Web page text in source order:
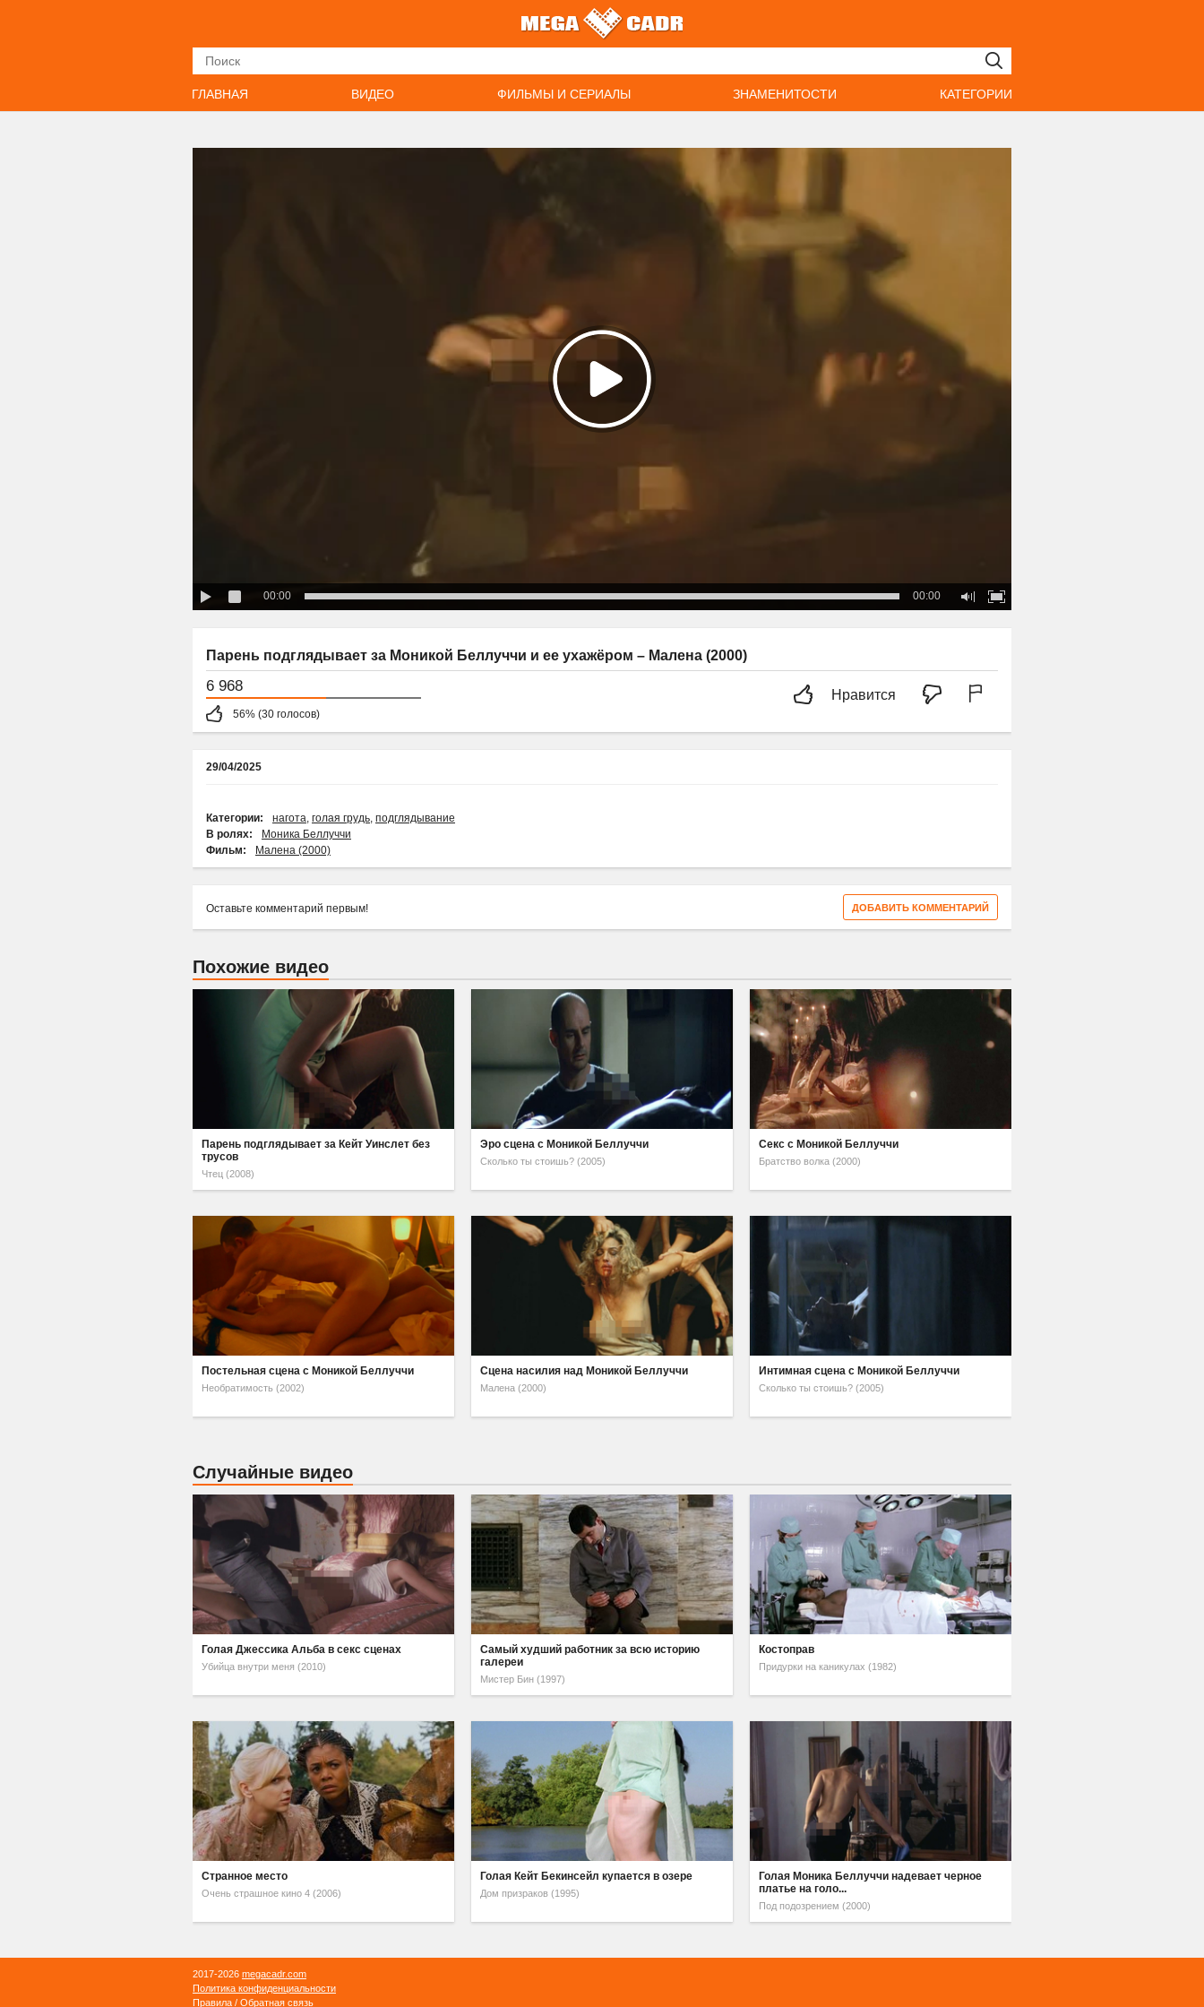
ГЛАВНАЯ ВИДЕО ФИЛЬМЫ И СЕРИАЛЫ ЗНАМЕНИТОСТИ КАТЕГОРИИ
00:00 00:00
Парень подглядывает за Моникой Беллуччи и ее ухажёром – Малена (2000)
6 968
56% (30 голосов)
Нравится
29/04/2025
Категории: нагота голая грудь подглядывание
В ролях:
Моника Беллуччи
Фильм:
Малена (2000)
ДОБАВИТЬ КОММЕНТАРИЙ
Оставьте комментарий первым!
Похожие видео
Парень подглядывает за Кейт Уинслет без
трусов
Чтец (2008)
Эро сцена с Моникой Беллуччи
Сколько ты стоишь? (2005)
Секс с Моникой Беллуччи
Братство волка (2000)
Постельная сцена с Моникой Беллуччи
Необратимость (2002)
Сцена насилия над Моникой Беллуччи
Малена (2000)
Интимная сцена с Моникой Беллуччи
Сколько ты стоишь? (2005)
Случайные видео
Голая Джессика Альба в секс сценах
Убийца внутри меня (2010)
Самый худший работник за всю историю
галереи
Мистер Бин (1997)
Костоправ
Придурки на каникулах (1982)
Странное место
Очень страшное кино 4 (2006)
Голая Кейт Бекинсейл купается в озере
Дом призраков (1995)
Голая Моника Беллуччи надевает черное
платье на голо...
Под подозрением (2000)
2017-2026 megacadr.com
Политика конфиденциальности
Правила / Обратная связь